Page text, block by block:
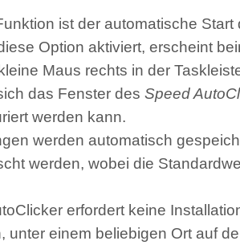
ist der automatische Start
Option aktiviert, erscheint
Maus rechts in der
das Fenster des Speed
werden kann.
werden automatisch
werden, wobei die
erfordert keine
unter einem beliebigen Ort auf